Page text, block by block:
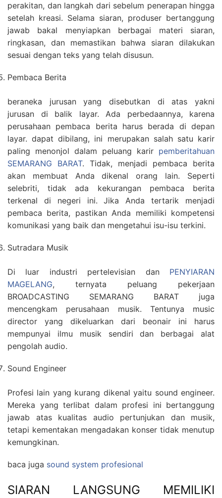
perakitan, dan langkah dari sebelum penerapan hingga
setelah kreasi. Selama siaran, produser bertanggung
jawab bakal menyiapkan berbagai materi siaran,
ringkasan, dan memastikan bahwa siaran dilakukan
sesuai dengan teks yang telah disusun.
Pembaca Berita
beraneka jurusan yang disebutkan di atas yakni
jurusan di balik layar. Ada perbedaannya, karena
perusahaan pembaca berita harus berada di depan
layar. dapat dibilang, ini merupakan salah satu karir
paling menonjol dalam peluang karir pemberitahuan
SEMARANG BARAT. Tidak, menjadi pembaca berita
akan membuat Anda dikenal orang lain. Seperti
selebriti, tidak ada kekurangan pembaca berita
terkenal di negeri ini. Jika Anda tertarik menjadi
pembaca berita, pastikan Anda memiliki kompetensi
komunikasi yang baik dan mengetahui isu-isu terkini.
Sutradara Musik
Di luar industri pertelevisian dan PENYIARAN
MAGELANG, ternyata peluang pekerjaan
BROADCASTING SEMARANG BARAT juga
mencengkam perusahaan musik. Tentunya music
director yang dikeluarkan dari beonair ini harus
mempunyai ilmu musik sendiri dan berbagai alat
pengolah audio.
Sound Engineer
Profesi lain yang kurang dikenal yaitu sound engineer.
Mereka yang terlibat dalam profesi ini bertanggung
jawab atas kualitas audio pertunjukan dan musik,
tetapi kementakan mengadakan konser tidak menutup
kemungkinan.
baca juga sound system profesional
SIARAN LANGSUNG MEMILIKI